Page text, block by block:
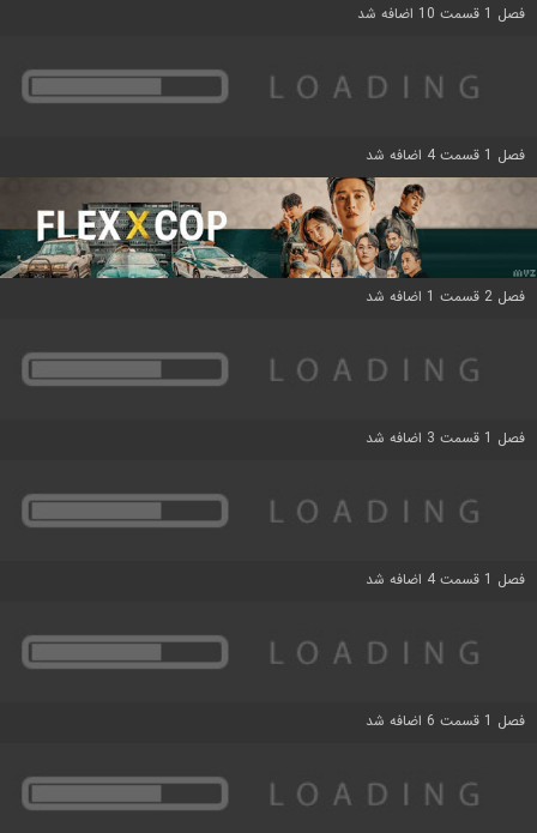
فصل 1 قسمت 10 اضافه شد
فصل 1 قسمت 4 اضافه شد
فصل 2 قسمت 1 اضافه شد
فصل 1 قسمت 3 اضافه شد
فصل 1 قسمت 4 اضافه شد
فصل 1 قسمت 6 اضافه شد